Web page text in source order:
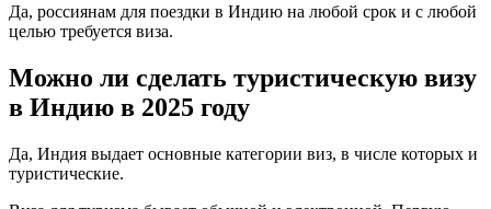
Да, россиянам для поездки в Индию на любой срок и с любой
целью требуется виза.
Можно ли сделать туристическую визу
в Индию в 2025 году
Да, Индия выдает основные категории виз, в числе которых и
туристические.